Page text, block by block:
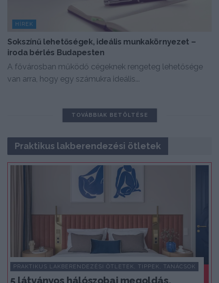
HÍREK
Sokszínű lehetőségek, ideális munkakörnyezet –
iroda bérlés Budapesten
A fővárosban működő cégeknek rengeteg lehetősége
van arra, hogy egy számukra ideális...
TOVÁBBIAK BETÖLTÉSE
Praktikus lakberendezési ötletek
PRAKTIKUS LAKBERENDEZÉSI ÖTLETEK, TIPPEK, TANÁCSOK